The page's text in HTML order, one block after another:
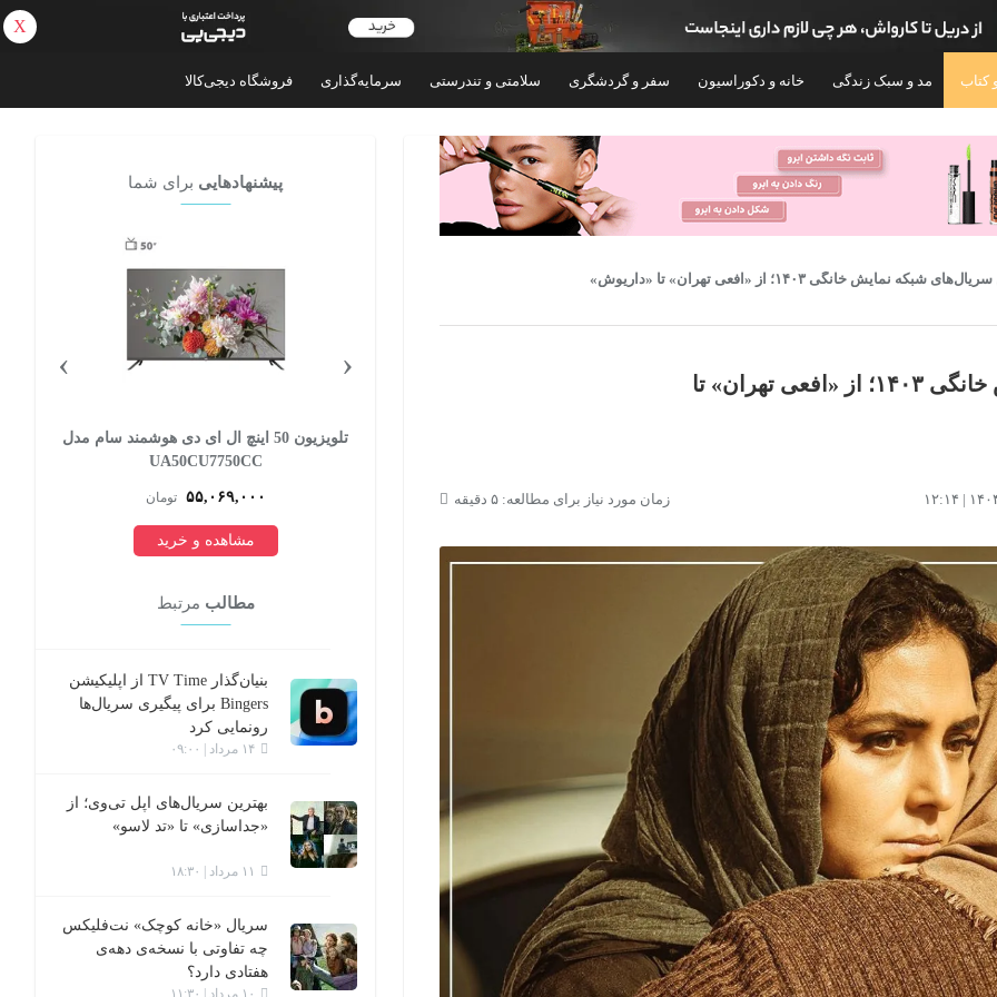
کتاب مد و سبک زندگی خانه و دکوراسیون سفر و گردشگری سلامتی و تندرستی سرمایه‌گذاری فروشگاه دیجی‌کالا
شبکه نمایش خانگی ۱۴۰۳؛ از «افعی تهران» تا «داریوش»
بهترین سریال‌های شبکه نمایش خانگی ۱۴۰۳؛ از «افعی تهران» تا
زمان مورد نیاز برای مطالعه: ۵ دقیقه
پیشنهادهایی برای شما
۹۳,۲۹۹,۰۰۰ ۵۵,۰۶۹,۰۰۰ تومان
تلویزیون 55 اینچ ال ای دی هوشمند سامسونگ
مدل U8000F
۹۰,۰۰۰,۰۰۰ تومان
مشاهده و خرید
‹
›
مطالب مرتبط
بنیان‌گذار TV Time از اپلیکیشن
Bingers برای پیگیری سریال‌ها
رونمایی کرد
۱۴ مرداد | ۰۹:۰۰
بهترین سریال‌های اپل تی‌وی؛ از
«جداسازی» تا «تد لاسو»
۱۱ مرداد | ۱۸:۳۰
سریال «خانه کوچک» نت‌فلیکس
چه تفاوتی با نسخه‌ی دهه‌ی
هفتادی دارد؟
۱۰ مرداد | ۱۱:۳۰
X